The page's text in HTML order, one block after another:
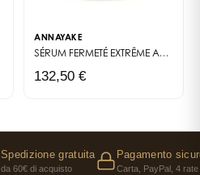
ANNAYAKE
SÉRUM FERMETÉ EXTRÊME ANTI-AGE EXTRÊME
132,50 €
Spedizione gratuita
da 60€ di acquisto
Pagamento
Carta, PayPal, 4